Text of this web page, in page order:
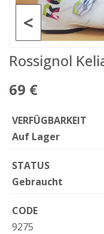
<
Rossignol
69 €
VERFÜGBARKEIT
Auf Lager
STATUS
Gebraucht
CODE
9275